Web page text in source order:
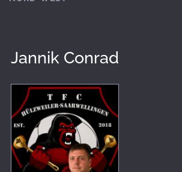
Jannik Conrad